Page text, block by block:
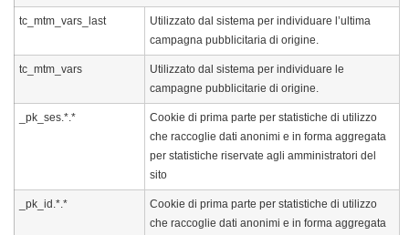
tc_mtm_vars_last
Utilizzato dal sistema per individuare l’ultima
campagna pubblicitaria di origine.
tc_mtm_vars
Utilizzato dal sistema per individuare le
campagne pubblicitarie di origine.
_pk_ses.*.*
Cookie di prima parte per statistiche di utilizzo
che raccoglie dati anonimi e in forma aggregata
per statistiche riservate agli amministratori del
sito
_pk_id.*.*
Cookie di prima parte per statistiche di utilizzo
che raccoglie dati anonimi e in forma aggregata